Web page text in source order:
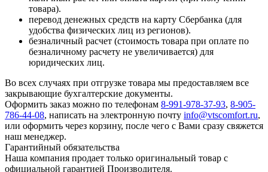
товара).
перевод денежных средств на карту Сбербанка (для
удобства физических лиц из регионов).
безналичный расчет (стоимость товара при оплате по
безналичному расчету не увеличивается) для
юридических лиц.
Во всех случаях при отгрузке товара мы предоставляем все
закрывающие бухгалтерские документы.
Оформить заказ можно по телефонам 8-991-978-37-93, 8-905-
786-44-08, написать на электронную почту info@vtscomfort.ru,
или оформить через корзину, после чего с Вами сразу свяжется
наш менеджер.
Гарантийный обязательства
Наша компания продает только оригинальный товар с
официальной гарантией Производителя.